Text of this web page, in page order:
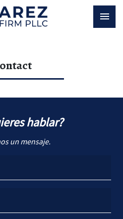
hablar?
un mensaje.